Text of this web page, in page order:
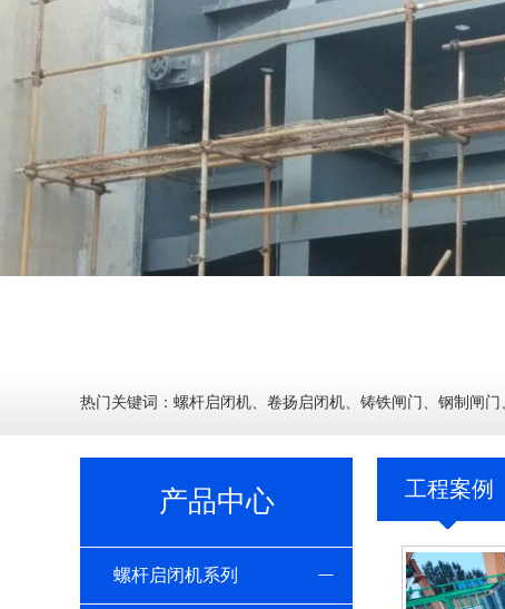
热门关键词： 螺杆启闭机、 卷扬启闭机、 铸铁闸门 、 钢制闸门
产品中心
螺杆启闭机系列
工程案例